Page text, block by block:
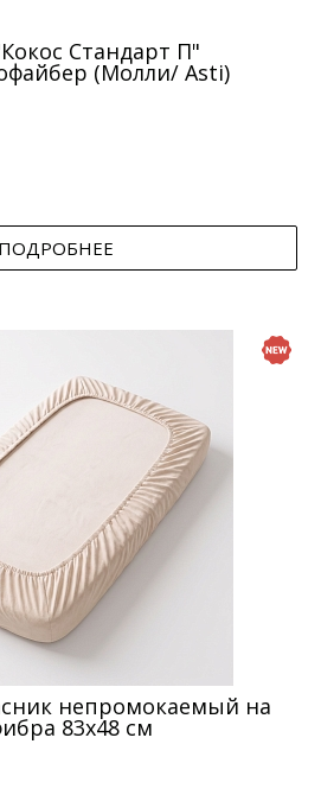
Стандарт П"
(Молли/ Asti)
ПОДРОБНЕЕ
непромокаемый на
83х48 см